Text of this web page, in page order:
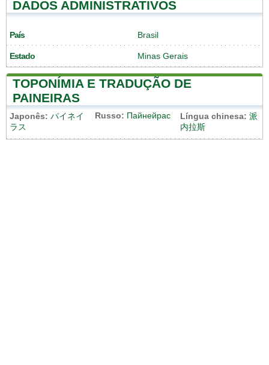
DADOS ADMINISTRATIVOS
País Brasil
Estado Minas Gerais
TOPONÍMIA E TRADUÇÃO DE
PAINEIRAS
Japonês: パイネイ
ラス
Russo: Пайнейрас Língua chinesa: 派
内拉斯